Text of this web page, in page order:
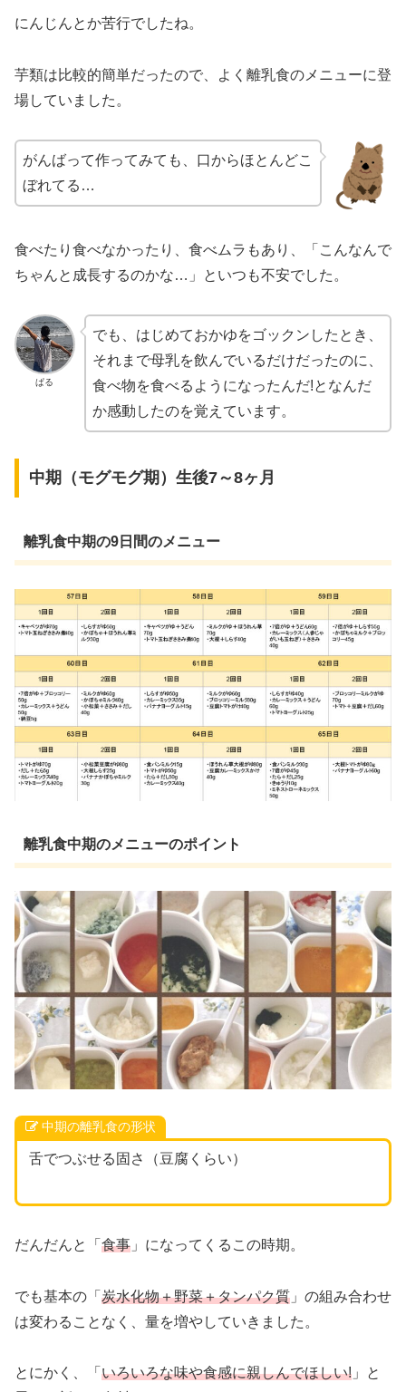
にんじんとか苦行でしたね。
芋類は比較的簡単だったので、よく離乳食のメニューに登
場していました。
がんばって作ってみても、口からほとんどこ
ぼれてる…
食べたり食べなかったり、食べムラもあり、「こんなんで
ちゃんと成長するのかな…」といつも不安でした。
ぱる
でも、はじめておかゆをゴックンしたとき、
それまで母乳を飲んでいるだけだったのに、
食べ物を食べるようになったんだ!となんだ
か感動したのを覚えています。
中期（モグモグ期）生後7～8ヶ月
離乳食中期の9日間のメニュー
離乳食中期のメニューのポイント
中期の離乳食の形状
舌でつぶせる固さ（豆腐くらい）
だんだんと「 食事 」になってくるこの時期。
でも基本の「 炭水化物＋野菜＋タンパク質 」の組み合わせ
は変わることなく、量を増やしていきました。
とにかく、「 いろいろな味や食感に親しんでほしい! 」と